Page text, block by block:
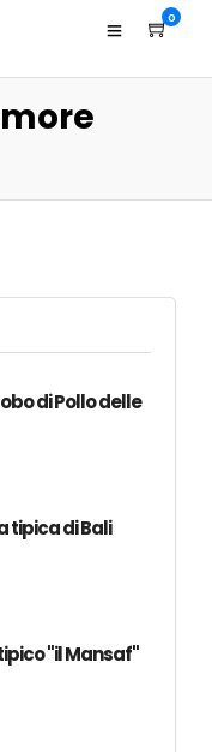
0
di Pollo delle
tipica di Bali
"il Mansaf"